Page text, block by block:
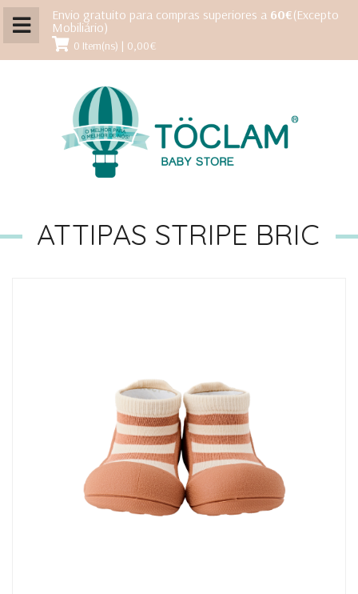
Envio gratuito para compras superiores a 60€(Excepto
Mobiliário)
0 Item(ns) | 0,00€
ATTIPAS STRIPE BRIC